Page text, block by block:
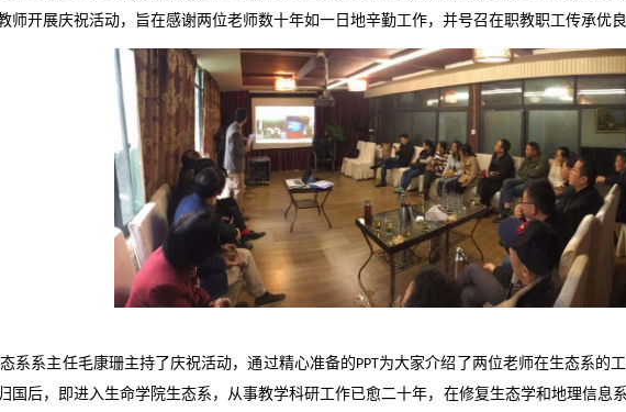
师开展庆祝活动，旨在感谢两位老师数十年如一日地辛勤工作，并号召在职教职工传承优
系系主任毛康珊主持了庆祝活动，通过精心准备的 PPT为大家介绍了两位老师在生态系的
国后，即进入生命学院生态系，从事教学科研工作已愈二十年，在修复生态学和地理信息